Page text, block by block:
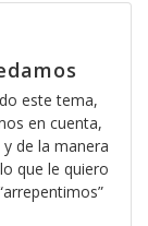
este tema,
en cuenta,
de la manera
que le quiero